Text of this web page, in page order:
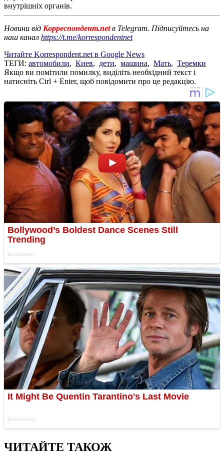
внутрішніх органів.
Новини від Корреспондент.netв Telegram. Підписуйтесь на
наш канал https://t.me/korrespondentnet
Читайте Korrespondent.net в Google News
ТЕГИ: автомобили, Киев, дети, машина, Мать, Теремки
Якщо ви помітили помилку, виділіть необхідний текст і
натисніть Ctrl + Enter, щоб повідомити про це редакцію.
ЧИТАЙТЕ ТАКОЖ